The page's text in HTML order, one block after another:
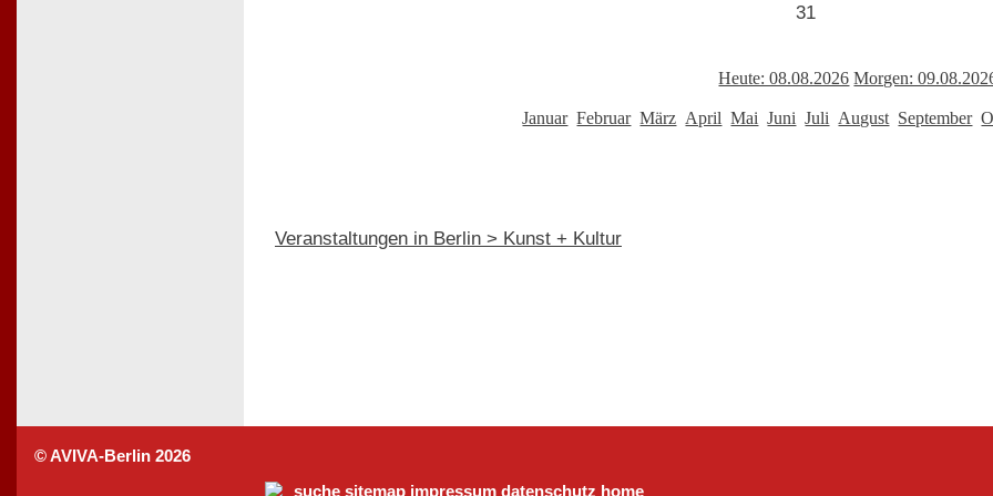
31
Heute: 08.08.2026 Morgen:
Januar Februar März April Mai Juni Juli August September
Veranstaltungen in Berlin > Kunst + Kultur
© AVIVA-Berlin 2026
suche sitemap impressum datenschutz home